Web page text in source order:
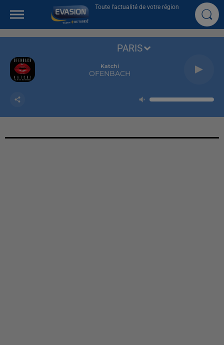
Toute l'actualité de votre région
Katchi
OFENBACH
PARIS